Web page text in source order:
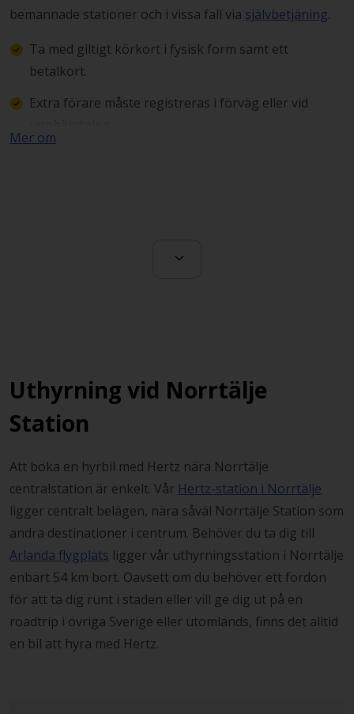
bemannade stationer och i vissa fall via självbetjäning.
Ta med giltigt körkort i fysisk form samt ett
betalkort.
Extra förare måste registreras i förväg eller vid
Mer om
Uthyrning vid Norrtälje
Station
Att boka en hyrbil med Hertz nära Norrtälje
centralstation är enkelt. Vår Hertz-station i Norrtälje
ligger centralt belägen, nära såväl Norrtälje Station som
andra destinationer i centrum. Behöver du ta dig till
Arlanda flygplats ligger vår uthyrningsstation i Norrtälje
enbart 54 km bort. Oavsett om du behöver ett fordon
för att ta dig runt i staden eller vill ge dig ut på en
roadtrip i övriga Sverige eller utomlands, finns det alltid
en bil att hyra med Hertz.